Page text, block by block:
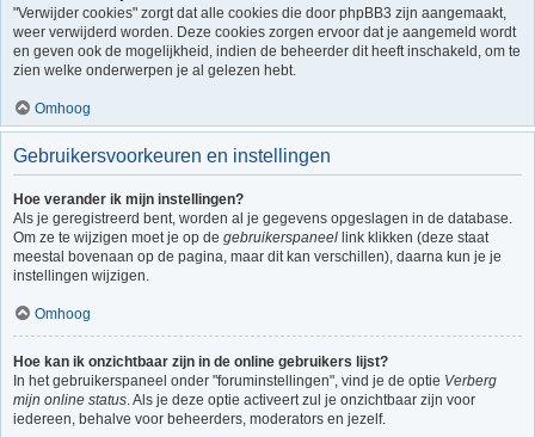
"Verwijder cookies" zorgt dat alle cookies die door phpBB3 zijn aangemaakt,
weer verwijderd worden. Deze cookies zorgen ervoor dat je aangemeld wordt
en geven ook de mogelijkheid, indien de beheerder dit heeft inschakeld, om te
zien welke onderwerpen je al gelezen hebt.
Omhoog
Gebruikersvoorkeuren en instellingen
Hoe verander ik mijn instellingen?
Als je geregistreerd bent, worden al je gegevens opgeslagen in de database.
Om ze te wijzigen moet je op de gebruikerspaneel link klikken (deze staat
meestal bovenaan op de pagina, maar dit kan verschillen), daarna kun je je
instellingen wijzigen.
Omhoog
Hoe kan ik onzichtbaar zijn in de online gebruikers lijst?
In het gebruikerspaneel onder "foruminstellingen", vind je de optie Verberg
mijn online status. Als je deze optie activeert zul je onzichtbaar zijn voor
iedereen, behalve voor beheerders, moderators en jezelf.